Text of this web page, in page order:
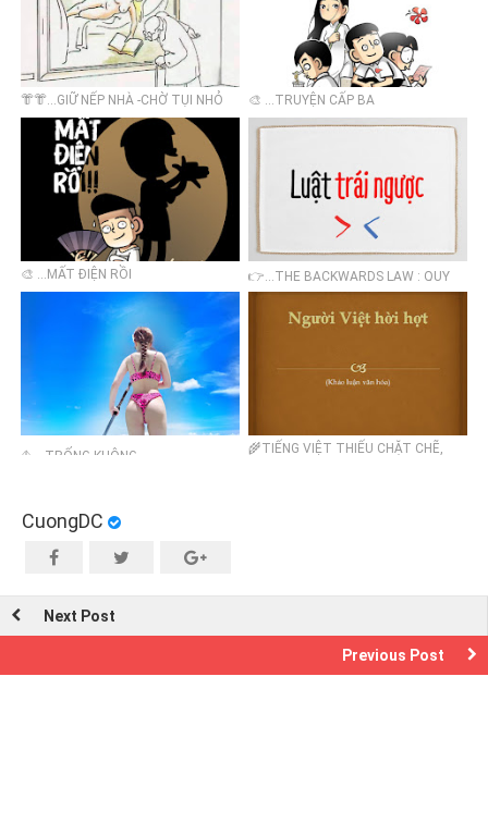
👘👘...GIỮ NẾP NHÀ -CHỜ TỤI NHỎ
KHÔN LỚN
🎨 ...TRUYỆN CẤP BA
🎨 ...MẤT ĐIỆN RỒI
👉...THE BACKWARDS LAW : QUY
TẮC ĐƯỜNG CONG NGHỊCH ĐẢO
TRONG CUỘC SỐNG
⛵ ...TRỐNG KHÔNG
🌾TIẾNG VIỆT THIẾU CHẶT CHẼ,
CuongDC
Next Post
Previous Post